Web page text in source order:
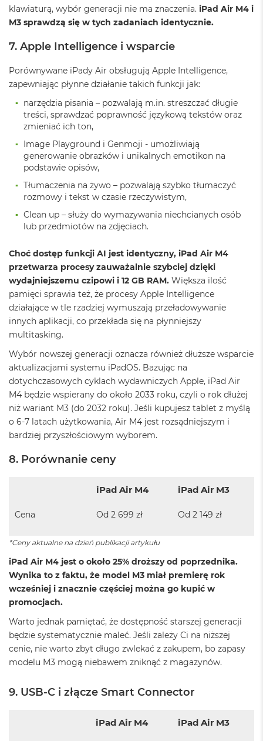
d
ł
u
p
m
ę
c
i
R
A
M
M
c
B
o
k
i
r
8
G
B
R
A
M
a
c
B
o
k
A
r
6
M
a
c
o
o
k
i
r
4
G
R
A
klawiaturą, wybór generacji nie ma znaczenia. iPad Air M4 i
M3 sprawdzą się w tych zadaniach identycznie.
7. Apple Intelligence i wsparcie
Porównywane iPady Air obsługują Apple Intelligence,
zapewniając płynne działanie takich funkcji jak:
narzędzia pisania – pozwalają m.in. streszczać długie
treści, sprawdzać poprawność językową tekstów oraz
zmieniać ich ton,
Image Playground i Genmoji - umożliwiają
generowanie obrazków i unikalnych emotikon na
podstawie opisów,
Tłumaczenia na żywo – pozwalają szybko tłumaczyć
rozmowy i tekst w czasie rzeczywistym,
Clean up – służy do wymazywania niechcianych osób
lub przedmiotów na zdjęciach.
Choć dostęp funkcji AI jest identyczny, iPad Air M4
przetwarza procesy zauważalnie szybciej dzięki
wydajniejszemu czipowi i 12 GB RAM. Większa ilość
pamięci sprawia też, że procesy Apple Intelligence
działające w tle rzadziej wymuszają przeładowywanie
innych aplikacji, co przekłada się na płynniejszy
multitasking.
Wybór nowszej generacji oznacza również dłuższe wsparcie
aktualizacjami systemu iPadOS. Bazując na
dotychczasowych cyklach wydawniczych Apple, iPad Air
M4 będzie wspierany do około 2033 roku, czyli o rok dłużej
niż wariant M3 (do 2032 roku). Jeśli kupujesz tablet z myślą
o 6-7 latach użytkowania, Air M4 jest rozsądniejszym i
bardziej przyszłościowym wyborem.
8. Porównanie ceny
iPad Air M4 iPad Air M3
Cena Od 2 699 zł Od 2 149 zł
*Ceny aktualne na dzień publikacji artykułu
iPad Air M4 jest o około 25% droższy od poprzednika.
Wynika to z faktu, że model M3 miał premierę rok
wcześniej i znacznie częściej można go kupić w
promocjach.
Warto jednak pamiętać, że dostępność starszej generacji
będzie systematycznie maleć. Jeśli zależy Ci na niższej
cenie, nie warto zbyt długo zwlekać z zakupem, bo zapasy
modelu M3 mogą niebawem zniknąć z magazynów.
9. USB-C i złącze Smart Connector
iPad Air M4 iPad Air M3